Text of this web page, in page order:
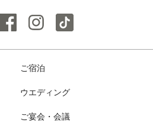
ご宿泊
ウエディング
ご宴会・会議